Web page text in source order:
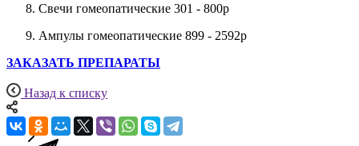
Свечи гомеопатические 301 - 800р
Ампулы гомеопатические 899 - 2592р
ЗАКАЗАТЬ ПРЕПАРАТЫ
Назад к списку